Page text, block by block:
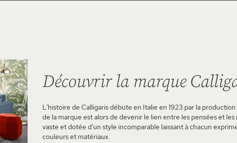
Découvrir la marque
L’histoire de Calligaris débute en Italie en 1923 par la
de la marque est alors de devenir le lien entre les pensées et
vaste et dotée d’un style incomparable laissant à chacun
couleurs et matériaux.